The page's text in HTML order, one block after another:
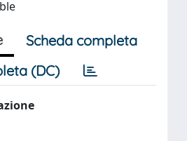
Scheda completa
(DC)